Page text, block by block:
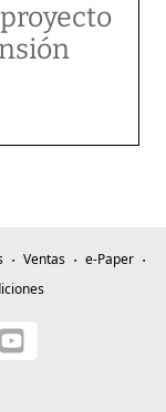
Ventas
e-Paper